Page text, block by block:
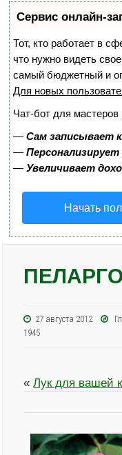
Сервис онлайн-
Тот, кто работает в
что нужно видеть
самый бюджетный и
Для новых
Чат-бот для
—Сам записывает
—
—Увеличивает
Начать
27 августа 2012
1945
«Лук для вашей